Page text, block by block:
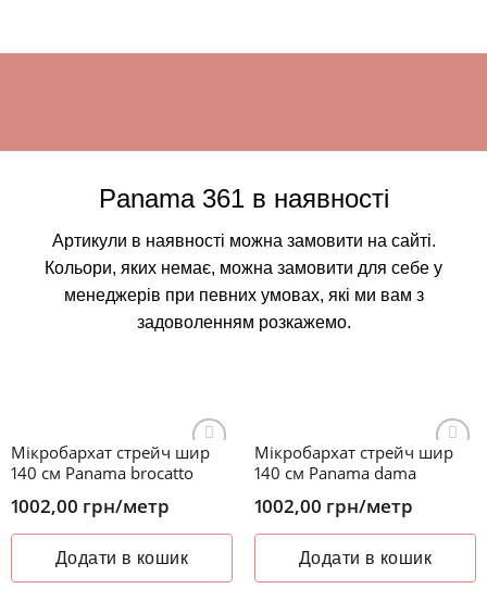
Panama 361 в наявності
Артикули в наявності можна замовити на сайті.
Кольори, яких немає, можна замовити для себе у
менеджерів при певних умовах, які ми вам з
задоволенням розкажемо.
Додати
до
Мікробархат стрейч шир
140 см Panama brocatto
1002,00 грн/метр
Додати в кошик
Додати
Мікробархат стрейч шир
140 см Panama dama
1002,00 грн/метр
Додати в кошик